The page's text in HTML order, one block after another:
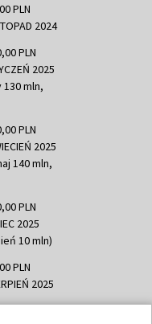
PLN
2024
PLN
2025
mln,
PLN
2025
140 mln,
PLN
2025
10 mln)
PLN
2025